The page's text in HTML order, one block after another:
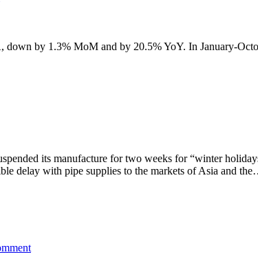
by 1.3% MoM and by 20.5% YoY. In January-
its manufacture for two weeks for “winter
delay with pipe supplies to the markets of Asia and